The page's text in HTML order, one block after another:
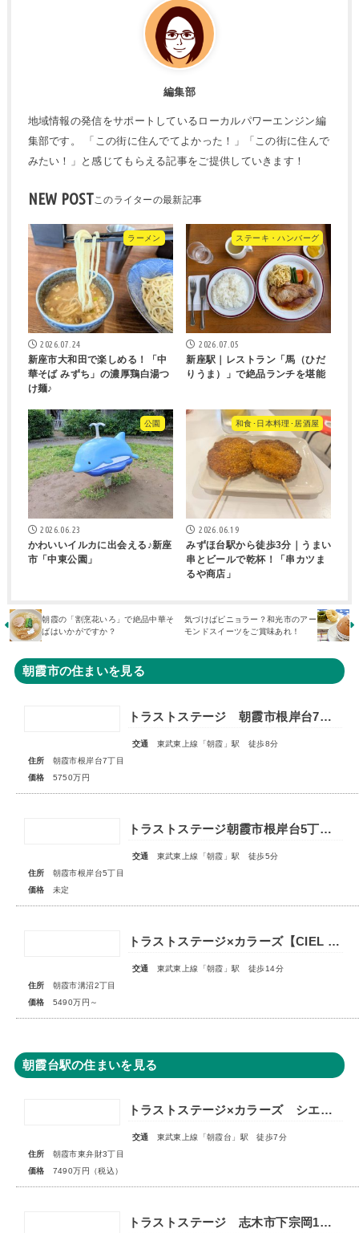
編集部
地域情報の発信をサポートしているローカルパワーエンジン編
集部です。 「この街に住んでてよかった！」「この街に住んで
みたい！」と感じてもらえる記事をご提供していきます！
NEW POST
ラーメン
2026.07.24
新座市大和田で楽しめる！「中
華そば みずち」の濃厚鶏白湯つ
け麺♪
ステーキ・ハンバーグ
2026.07.05
新座駅｜レストラン「馬（ひだ
りうま）」で絶品ランチを堪能
公園
2026.06.23
かわいいイルカに出会える♪新座
市「中東公園」
和食･日本料理･居酒屋
2026.06.19
みずほ台駅から徒歩3分｜うまい
串とビールで乾杯！「串カツま
るや商店」
朝霞の「割烹花いろ」で絶品中華そ
ばはいかがですか？
気づけばピニョラー？和光市のアー
モンドスイーツをご賞味あれ！
朝霞市の住まいを見る
トラストステージ 朝霞市根岸台7丁目44期 限定1区画
交通
東武東上線「朝霞」駅 徒歩8分
住所
朝霞市根岸台7丁目
価格
5750万円
トラストステージ朝霞市根岸台5丁目43期 全6区画◇販売予告◇
交通
東武東上線「朝霞」駅 徒歩5分
住所
朝霞市根岸台5丁目
価格
未定
トラストステージ×カラーズ【CIEL VILLA】朝霞市溝沼2丁目21期 全4棟 ◆販売開始◆オープンハウス開催中！
交通
東武東上線「朝霞」駅 徒歩14分
住所
朝霞市溝沼2丁目
価格
5490万円～
朝霞台駅の住まいを見る
トラストステージ×カラーズ シエルヴィラ朝霞市東弁財3丁目3期 ★限定1棟 販売開始★
交通
東武東上線「朝霞台」駅 徒歩7分
住所
朝霞市東弁財3丁目
価格
7490万円（税込）
トラストステージ 志木市下宗岡1丁目7期 全7区画■大変ご好評につき最終1区画となりました■